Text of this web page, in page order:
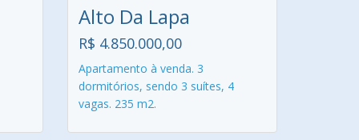
Alto Da Lapa
R$ 4.850.000,00
Apartamento à venda. 3
dormitórios, sendo 3 suítes, 4
vagas. 235 m2.